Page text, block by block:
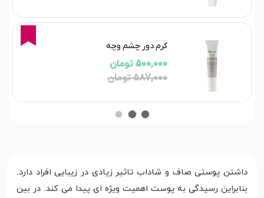
15%
کرم دور چشم وچه
500,000 تومان
587,000 تومان
داشتن پوستی صاف و شاداب تاثیر زیادی در زیبایی افراد دارد.
بنابراین رسیدگی به پوست اهمیت ویژه ای پیدا می کند. در بین